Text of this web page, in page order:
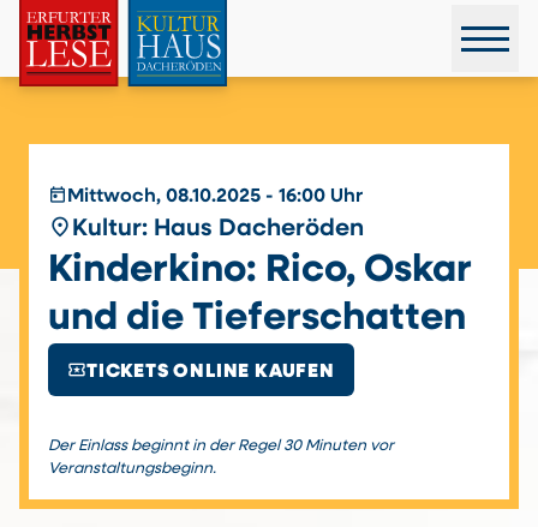
today Mittwoch, 08.10.2025 - 16:00 Uhr
place Kultur: Haus Dacheröden
Kinderkino: Rico, Oskar
und die Tieferschatten
local_activityTICKETS ONLINE KAUFEN
Der Einlass beginnt in der Regel 30 Minuten vor
Veranstaltungsbeginn.